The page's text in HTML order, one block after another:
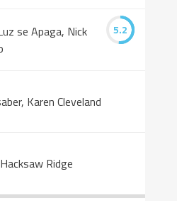
se Apaga, Nick
5.2
Karen Cleveland
Ridge